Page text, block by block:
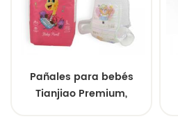
Pañales para bebés
Tianjiao Premium,